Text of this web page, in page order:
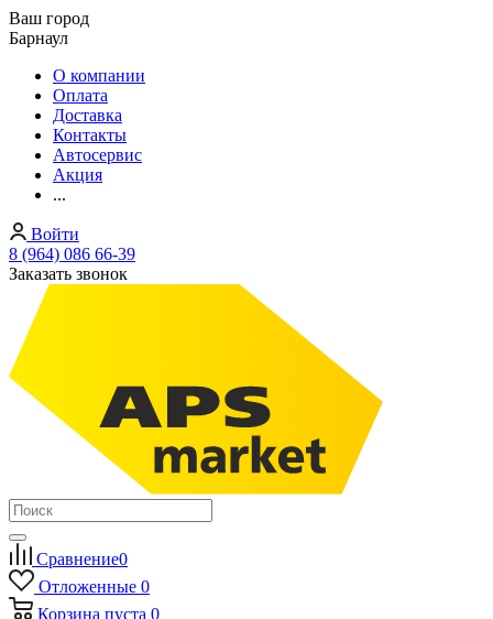
Ваш город
Барнаул
О компании
Оплата
Доставка
Контакты
Автосервис
Акция
...
Войти
8 (964) 086 66-39
Заказать звонок
Сравнение0
Отложенные 0
Корзина пуста 0